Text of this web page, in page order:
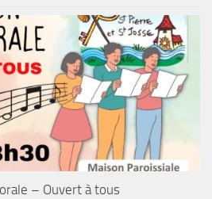
– Ouvert à tous